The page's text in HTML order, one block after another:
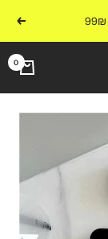
הבא
0